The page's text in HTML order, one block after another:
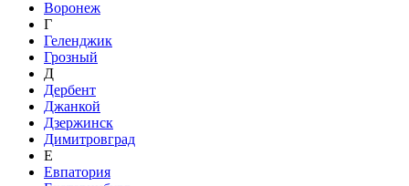
Воронеж
Г
Геленджик
Грозный
Д
Дербент
Джанкой
Дзержинск
Димитровград
Е
Евпатория